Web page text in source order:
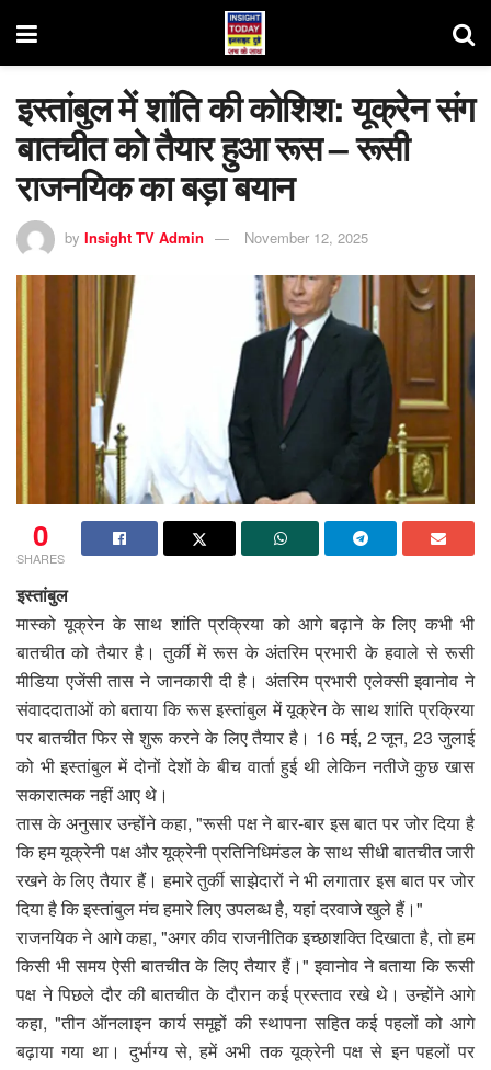
इस्तांबुल में शांति की कोशिश: यूक्रेन संग
बातचीत को तैयार हुआ रूस – रूसी
राजनयिक का बड़ा बयान
by Insight TV Admin November 12, 2025
0
SHARES
इस्तांबुल
मास्को यूक्रेन के साथ शांति प्रक्रिया को आगे बढ़ाने के लिए कभी भी
बातचीत को तैयार है। तुर्की में रूस के अंतरिम प्रभारी के हवाले से रूसी
मीडिया एजेंसी तास ने जानकारी दी है। अंतरिम प्रभारी एलेक्सी इवानोव ने
संवाददाताओं को बताया कि रूस इस्तांबुल में यूक्रेन के साथ शांति प्रक्रिया
पर बातचीत फिर से शुरू करने के लिए तैयार है। 16 मई, 2 जून, 23 जुलाई
को भी इस्तांबुल में दोनों देशों के बीच वार्ता हुई थी लेकिन नतीजे कुछ खास
सकारात्मक नहीं आए थे।
तास के अनुसार उन्होंने कहा, "रूसी पक्ष ने बार-बार इस बात पर जोर दिया है
कि हम यूक्रेनी पक्ष और यूक्रेनी प्रतिनिधिमंडल के साथ सीधी बातचीत जारी
रखने के लिए तैयार हैं। हमारे तुर्की साझेदारों ने भी लगातार इस बात पर जोर
दिया है कि इस्तांबुल मंच हमारे लिए उपलब्ध है, यहां दरवाजे खुले हैं।"
राजनयिक ने आगे कहा, "अगर कीव राजनीतिक इच्छाशक्ति दिखाता है, तो हम
किसी भी समय ऐसी बातचीत के लिए तैयार हैं।" इवानोव ने बताया कि रूसी
पक्ष ने पिछले दौर की बातचीत के दौरान कई प्रस्ताव रखे थे। उन्होंने आगे
कहा, "तीन ऑनलाइन कार्य समूहों की स्थापना सहित कई पहलों को आगे
बढ़ाया गया था। दुर्भाग्य से, हमें अभी तक यूक्रेनी पक्ष से इन पहलों पर